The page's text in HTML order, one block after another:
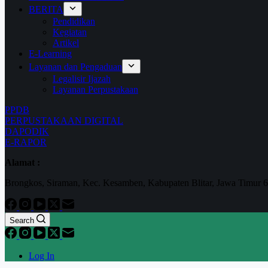
BERITA
Pendidikan
Kegiatan
Artikel
E-Learning
Layanan dan Pengaduan
Legalisir Ijazah
Layanan Perpustakaan
PPDB
PERPUSTAKAAN DIGITAL
DAPODIK
E-RAPOR
Alamat :
Brongkos, Siraman, Kec. Kesamben, Kabupaten Blitar, Jawa Timur
Search
Log In